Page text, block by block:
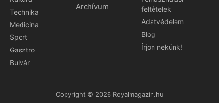
Technika
Medicina
Sport
Gasztro
Bulvár
Archívum
feltételek
Adatvédelem
Blog
Írjon nekünk!
Copyright © 2026 Royalmagazin.hu